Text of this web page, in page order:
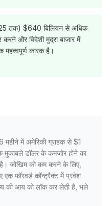
तक) $640 बिलियन से अधिक
करने और विदेशी मुद्रा बाजार में
महत्वपूर्ण कारक है।
महीने में अमेरिकी ग्राहक से $1
मुकाबले डॉलर के कमजोर होने का
जोखिम को कम करने के लिए,
एक फॉरवर्ड कॉन्ट्रैक्ट में प्रवेश
की आय को लॉक कर लेती है, भले